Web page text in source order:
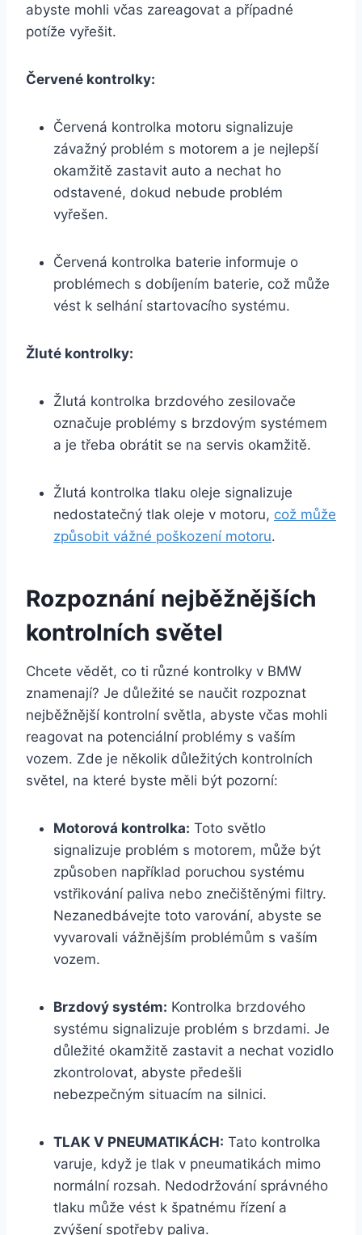
abyste mohli včas zareagovat a případné
potíže vyřešit.
Červené kontrolky:
Červená kontrolka motoru signalizuje
závažný problém s motorem a je nejlepší
okamžitě zastavit auto a nechat ho
odstavené, dokud nebude problém
vyřešen.
Červená kontrolka baterie informuje o
problémech s dobíjením baterie, což může
vést k selhání startovacího systému.
Žluté kontrolky:
Žlutá kontrolka brzdového zesilovače
označuje problémy s brzdovým systémem
a je třeba obrátit se na servis okamžitě.
Žlutá kontrolka tlaku oleje signalizuje
nedostatečný tlak oleje v motoru, což může
způsobit vážné poškození motoru.
Rozpoznání nejběžnějších
kontrolních světel
Chcete vědět, co ti různé kontrolky v BMW
znamenají? Je důležité se naučit rozpoznat
nejběžnější kontrolní světla, abyste včas mohli
reagovat na potenciální problémy s vaším
vozem. Zde je několik důležitých kontrolních
světel, na které byste měli být pozorní:
Motorová kontrolka: Toto světlo
signalizuje problém s motorem, může být
způsoben například poruchou systému
vstřikování paliva nebo znečištěnými filtry.
Nezanedbávejte toto varování, abyste se
vyvarovali vážnějším problémům s vaším
vozem.
Brzdový systém: Kontrolka brzdového
systému signalizuje problém s brzdami. Je
důležité okamžitě zastavit a nechat vozidlo
zkontrolovat, abyste předešli
nebezpečným situacím na silnici.
TLAK V PNEUMATIKÁCH: Tato kontrolka
varuje, když je tlak v pneumatikách mimo
normální rozsah. Nedodržování správného
tlaku může vést k špatnému řízení a
zvýšení spotřeby paliva.